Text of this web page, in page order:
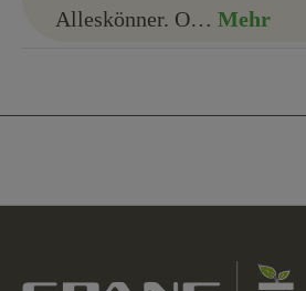
Alleskönner. O… Mehr